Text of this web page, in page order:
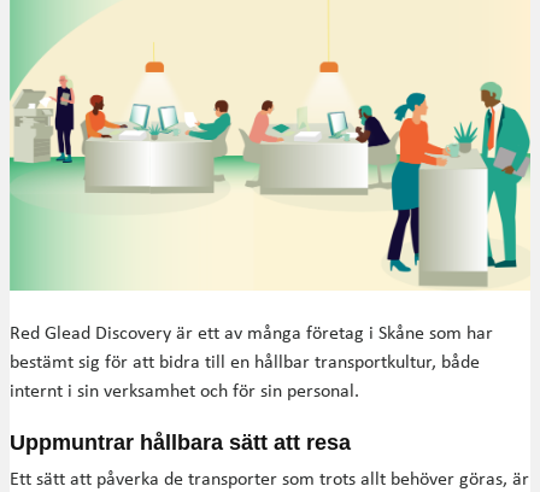
Red Glead Discovery är ett av många företag i Skåne som har
bestämt sig för att bidra till en hållbar transportkultur, både
internt i sin verksamhet och för sin personal.
Uppmuntrar hållbara sätt att resa
Ett sätt att påverka de transporter som trots allt behöver göras, är